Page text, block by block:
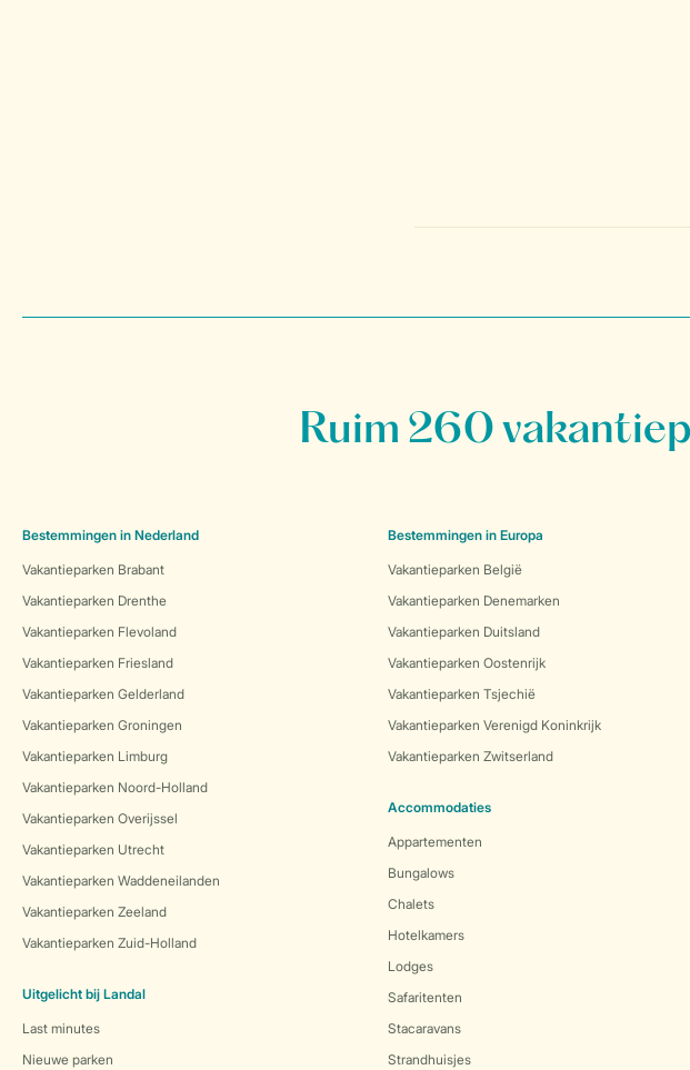
Ruim 260
Bestemmingen in Nederland
Vakantieparken Brabant
Vakantieparken Drenthe
Vakantieparken Flevoland
Vakantieparken Friesland
Vakantieparken Gelderland
Vakantieparken Groningen
Vakantieparken Limburg
Vakantieparken Noord-Holland
Vakantieparken Overijssel
Vakantieparken Utrecht
Vakantieparken Waddeneilanden
Vakantieparken Zeeland
Vakantieparken Zuid-Holland
Uitgelicht bij Landal
Last minutes
Nieuwe parken
Bestemmingen in Europa
Vakantieparken België
Vakantieparken Denemarken
Vakantieparken Duitsland
Vakantieparken Oostenrijk
Vakantieparken Tsjechië
Vakantieparken Verenigd Koninkrijk
Vakantieparken Zwitserland
Accommodaties
Appartementen
Bungalows
Chalets
Hotelkamers
Lodges
Safaritenten
Stacaravans
Strandhuisjes